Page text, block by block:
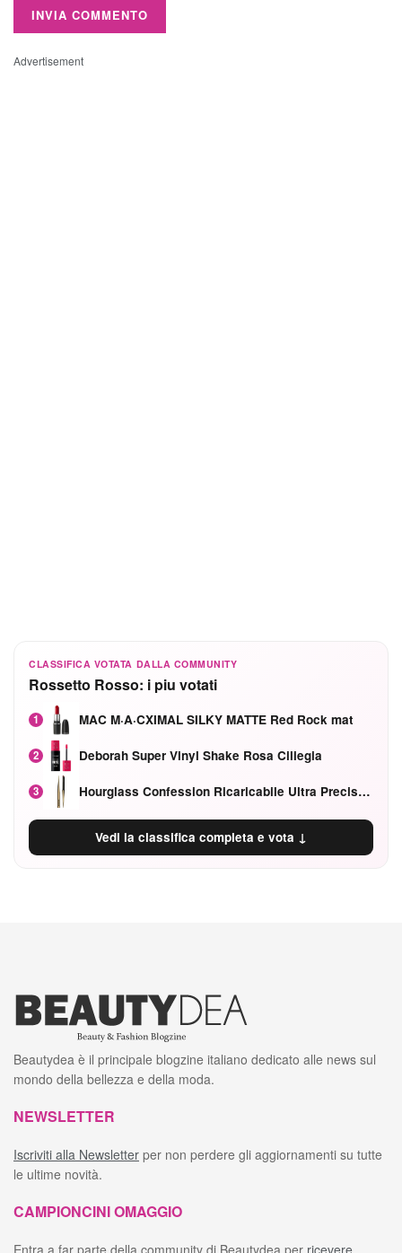
Advertisement
CLASSIFICA VOTATA DALLA COMMUNITY
Rossetto Rosso: i piu votati
1 MAC M·A·CXIMAL SILKY MATTE Red Rock mat
2 Deborah Super Vinyl Shake Rosa Ciliegia
3 Hourglass Confession Ricaricabile Ultra Preciso Ad Alta Intensità Secretly Classic Red
Vedi la classifica completa e vota ↓
Beautydea è il principale blogzine italiano dedicato alle news sul
mondo della bellezza e della moda.
NEWSLETTER
Iscriviti alla Newsletter per non perdere gli aggiornamenti su tutte
le ultime novità.
CAMPIONCINI OMAGGIO